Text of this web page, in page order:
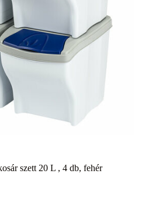
szett 20 L , 4 db, fehér